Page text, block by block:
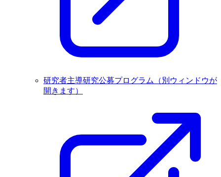
研究者主導研究公募プログラム
（別ウィンドウが
開きます）